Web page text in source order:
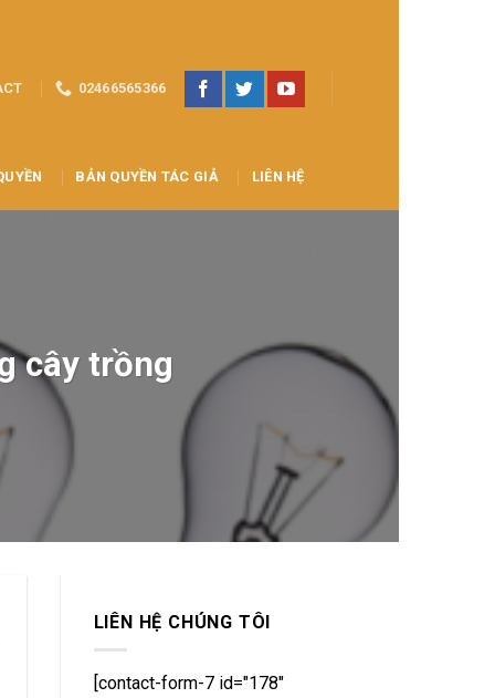
02466565366
BẢN QUYỀN TÁC GIẢ LIÊN HỆ
cây trồng
LIÊN HỆ CHÚNG TÔI
[contact-form-7 id="178"